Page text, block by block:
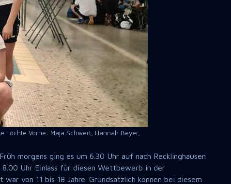
Löchte Vorne: Maja Schwert, Hannah Beyer,
morgens ging es um 6.30 Uhr auf nach Recklinghausen
Uhr Einlass für diesen Wettbewerb in der
von 11 bis 18 Jahre. Grundsätzlich können bei diesem